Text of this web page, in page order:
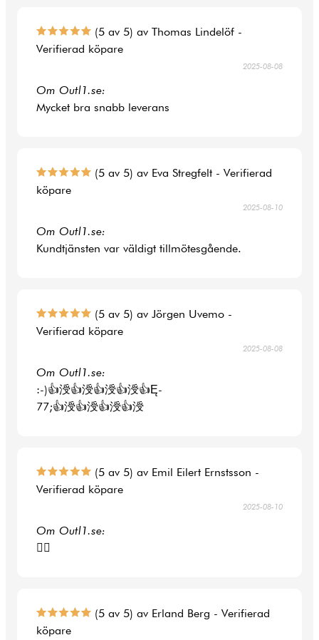
(5 av 5) av Thomas Lindelöf -
Verifierad köpare
2025-08-08
Om Outl1.se:
Mycket bra snabb leverans
(5 av 5) av Eva Stregfelt - Verifierad
köpare
2025-08-10
Om Outl1.se:
Kundtjänsten var väldigt tillmötesgående.
(5 av 5) av Jörgen Uvemo -
Verifierad köpare
2025-08-08
Om Outl1.se:
:-)👍涭👍涭👍涭👍涭👍Ę-
77;👍涭👍涭👍涭👍涭
(5 av 5) av Emil Eilert Ernstsson -
Verifierad köpare
2025-08-10
Om Outl1.se:
👍🏻
(5 av 5) av Erland Berg - Verifierad
köpare